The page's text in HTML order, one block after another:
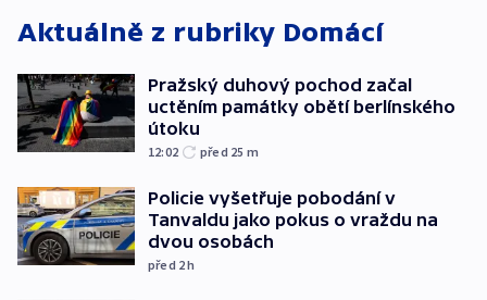
Aktuálně z rubriky Domácí
Pražský duhový pochod začal
uctěním památky obětí berlínského
útoku
12:02 před 25 m
Policie vyšetřuje pobodání v
Tanvaldu jako pokus o vraždu na
dvou osobách
před 2h